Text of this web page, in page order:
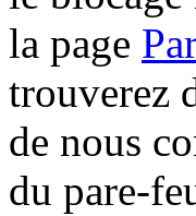
la page
trouverez
de nous
du pare-